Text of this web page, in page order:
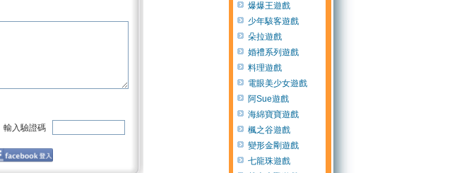
輸入驗證碼
爆爆王遊戲
少年駭客遊戲
朵拉遊戲
婚禮系列遊戲
料理遊戲
電眼美少女遊戲
阿Sue遊戲
海綿寶寶遊戲
楓之谷遊戲
變形金剛遊戲
七龍珠遊戲